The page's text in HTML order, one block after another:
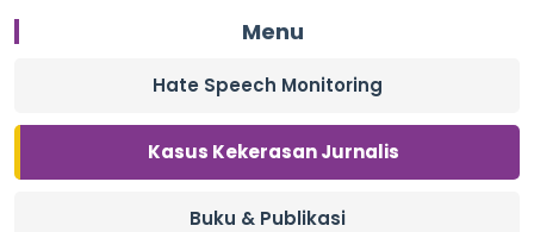
Menu
Hate Speech Monitoring
Kasus Kekerasan Jurnalis
Buku & Publikasi